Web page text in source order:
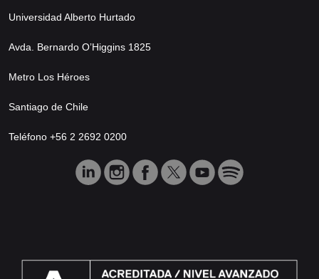
Universidad Alberto Hurtado
Avda. Bernardo O’Higgins 1825
Metro Los Héroes
Santiago de Chile
Teléfono +56 2 2692 0200